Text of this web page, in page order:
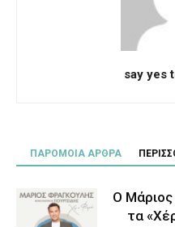
say yes
ΠΑΡΟΜΟΙΑ ΑΡΘΡΑ
Ο Μάριος
τα